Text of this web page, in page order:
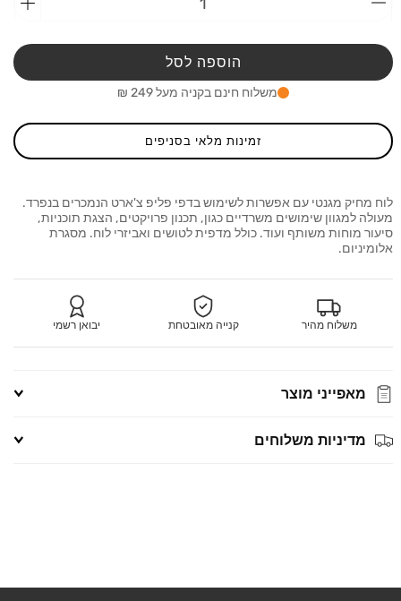
מ-לוח
מחיק,
מ-
פליפ
הוספה לסל
משלוח חינם בקניה מעל 249 ₪
זמינות מלאי בסניפים
לוח מחיק מגנטי עם אפשרות לשימוש בדפי פליפ צ'ארט הנמכרים בנפרד.
מעולה למגוון שימושים משרדיים כגון, תכנון פרויקטים, הצגת תוכניות,
סיעור מוחות משותף ועוד. כולל מדפית לטושים ואביזרי לוח. מסגרת
אלומיניום.
משלוח מהיר קנייה מאובטחת יבואן רשמי
מאפייני מוצר
מדיניות משלוחים